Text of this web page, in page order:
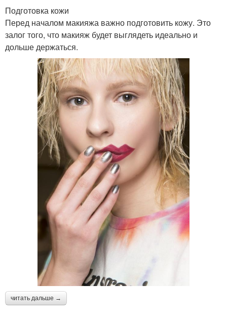
Подготовка кожи
Перед началом макияжа важно подготовить кожу. Это
залог того, что макияж будет выглядеть идеально и
дольше держаться.
читать дальше →